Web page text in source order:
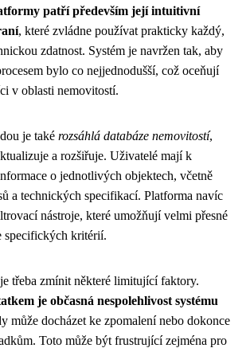
patří především její intuitivní
, které zvládne používat prakticky každý,
zdatnost. Systém je navržen tak, aby
bylo co nejjednodušší, což oceňují
v oblasti nemovitostí.
je také rozsáhlá databáze nemovitostí,
a rozšiřuje. Uživatelé mají k
o jednotlivých objektech, včetně
a technických specifikací. Platforma navíc
nástroje, které umožňují velmi přesné
specifických kritérií.
třeba zmínit některé limitující faktory.
je občasná nespolehlivost systému
může docházet ke zpomalení nebo dokonce
Toto může být frustrující zejména pro